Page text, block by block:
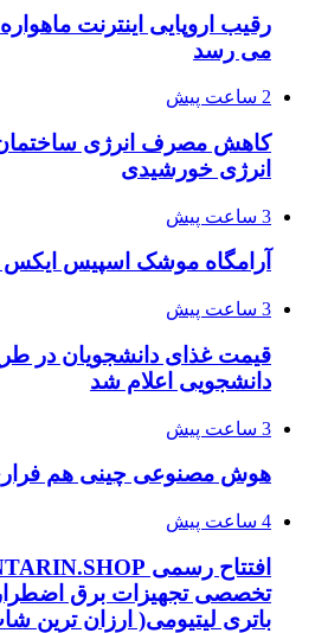
رقیب اروپایی اینترنت
می رسد
2 ساعت پیش
کاهش مصرف انرژی
انرژی خورشیدی
3 ساعت پیش
آرامگاه موشک اسپیس
3 ساعت پیش
قیمت غذای دانشجویان در
دانشجویی اعلام شد
3 ساعت پیش
هوش مصنوعی چینی هم
4 ساعت پیش
تخصصی تجهیزات برق
باتری لیتیومی( ارزان ترین